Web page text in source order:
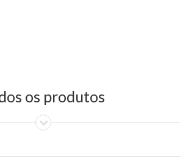
os produtos